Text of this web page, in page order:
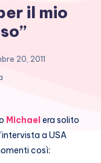
il mio
20, 2011
Michael era solito
a USA
così: